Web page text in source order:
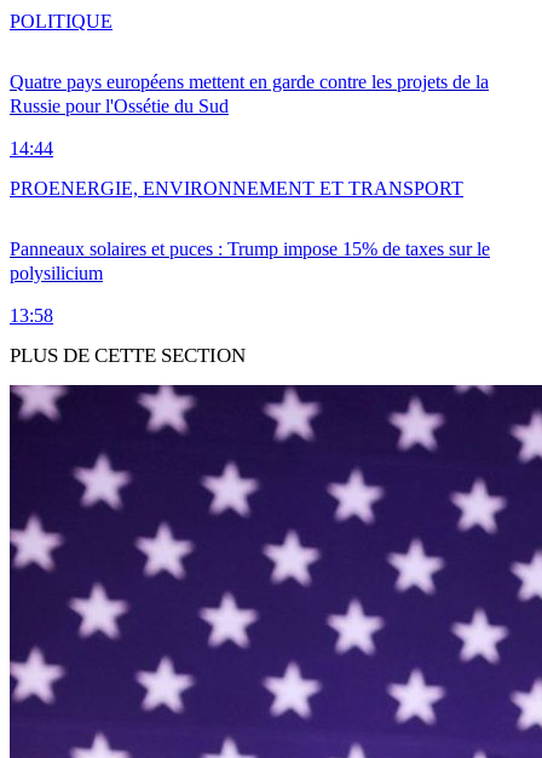
Quatre pays européens mettent en garde contre les projets de la
Russie pour l'Ossétie du Sud
14:44
POLITIQUE
Panneaux solaires et puces : Trump impose 15% de taxes sur le
polysilicium
13:58
PROENERGIE, ENVIRONNEMENT ET TRANSPORT
PLUS DE CETTE SECTION